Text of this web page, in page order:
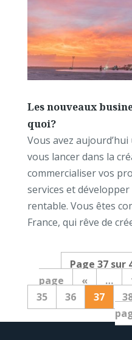
Les nouveaux
quoi?
Vous avez
vous lancer dans la
commercialiser vos
services et
rentable. Vous êtes
France, qui rêve de
Page 37 sur
page
« …
35
36 37